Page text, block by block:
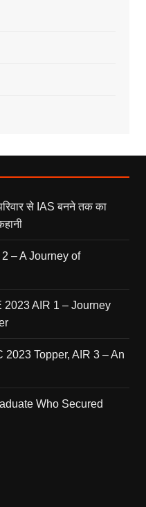
से IAS बनने तक का
– A Journey of
AIR 1 – Journey
Topper, AIR 3 – An
Who Secured